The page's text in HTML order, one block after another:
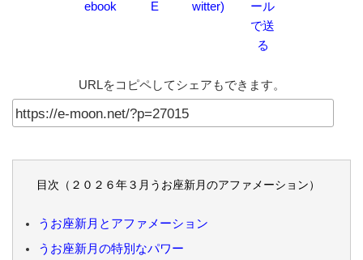
URLをコピペしてシェアもできます。
目次（２０２６年３月うお座新月のアファメーション）
うお座新月とアファメーション
うお座新月の特別なパワー